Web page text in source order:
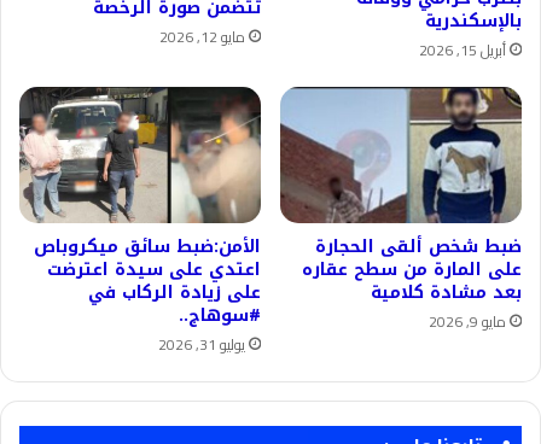
بالإسكندرية
أبريل 15, 2026
تتضمن صورة الرخصة
مايو 12, 2026
ضبط شخص ألقى الحجارة
على المارة من سطح عقاره
بعد مشادة كلامية
مايو 9, 2026
الأمن:ضبط سائق ميكروباص
اعتدي على سيدة اعترضت
على زيادة الركاب في
#سوهاج..
يوليو 31, 2026